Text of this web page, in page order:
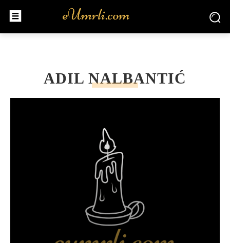
ADIL NALBANTIĆ